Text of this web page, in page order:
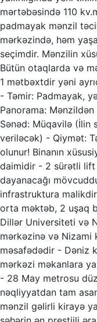
mərtəbəsində 110
padmayak mənzil
mərkəzində, həm
seçimdir. Mənzilin
Bütün otaqlarda və
1 mətbəxtdir yəni
- Təmir: Padmayak,
Panorama: Mənzildən
Sənəd: Müqavilə (İlin
veriləcək) - Qiymət:
olunur! Binanın
daimidir - 2 sürətli
dayanacağı
infrastruktura
orta məktəb, 2 uşaq
Dillər Universiteti və
mərkəzinə və Nizami
məsafədədir - Dəniz
mərkəzi məkanlara
- 28 May metrosu
nəqliyyatdan tam
mənzil gəlirli kirayə